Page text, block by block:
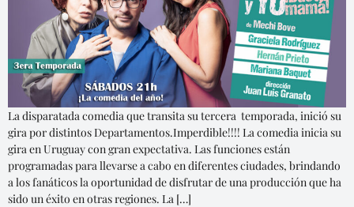
La disparatada comedia que transita su tercera temporada, inició su
gira por distintos Departamentos.Imperdible!!!! La comedia inicia su
gira en Uruguay con gran expectativa. Las funciones están
programadas para llevarse a cabo en diferentes ciudades, brindando
a los fanáticos la oportunidad de disfrutar de una producción que ha
sido un éxito en otras regiones. La […]